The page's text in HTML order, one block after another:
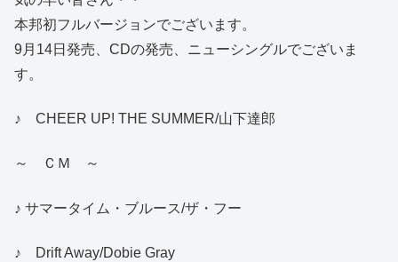
本邦初フルバージョンでございます。
9月14日発売、CDの発売、ニューシングルでございま
す。
♪ CHEER UP! THE SUMMER/山下達郎
～ ＣＭ ～
♪ サマータイム・ブルース/ザ・フー
♪ Drift Away/Dobie Gray